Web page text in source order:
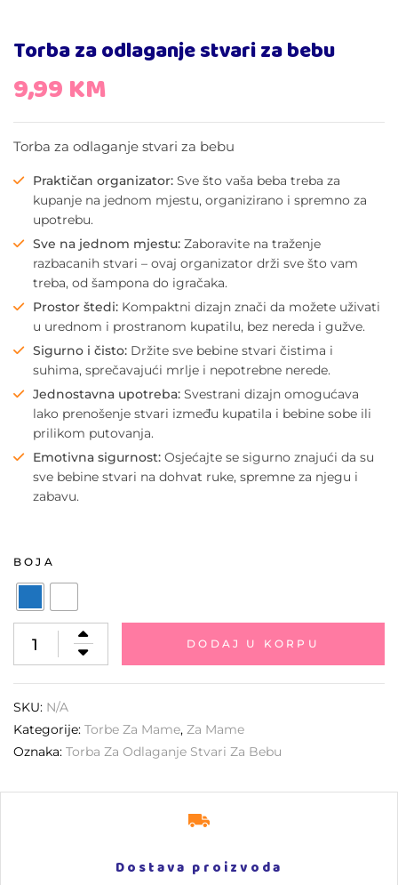
Torba za odlaganje stvari za bebu
9,99KM
Torba za odlaganje stvari za bebu
Praktičan organizator: Sve što vaša beba treba za
kupanje na jednom mjestu, organizirano i spremno za
upotrebu.
Sve na jednom mjestu: Zaboravite na traženje
razbacanih stvari – ovaj organizator drži sve što vam
treba, od šampona do igračaka.
Prostor štedi: Kompaktni dizajn znači da možete uživati
u urednom i prostranom kupatilu, bez nereda i gužve.
Sigurno i čisto: Držite sve bebine stvari čistima i
suhima, sprečavajući mrlje i nepotrebne nerede.
Jednostavna upotreba: Svestrani dizajn omogućava
lako prenošenje stvari između kupatila i bebine sobe ili
prilikom putovanja.
Emotivna sigurnost: Osjećajte se sigurno znajući da su
sve bebine stvari na dohvat ruke, spremne za njegu i
zabavu.
BOJA
DODAJ U KORPU
SKU: N/A
Kategorije: Torbe Za Mame, Za Mame
Oznaka: Torba Za Odlaganje Stvari Za Bebu
Dostava proizvoda